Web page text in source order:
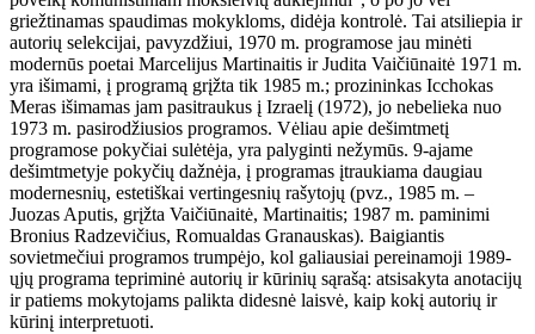
griežtinamas spaudimas mokykloms, didėja kontrolė. Tai atsiliepia ir
autorių selekcijai, pavyzdžiui, 1970 m. programose jau minėti
modernūs poetai Marcelijus Martinaitis ir Judita Vaičiūnaitė 1971 m.
yra išimami, į programą grįžta tik 1985 m.; prozininkas Icchokas
Meras išimamas jam pasitraukus į Izraelį (1972), jo nebelieka nuo
1973 m. pasirodžiusios programos. Vėliau apie dešimtmetį
programose pokyčiai sulėtėja, yra palyginti nežymūs. 9-ajame
dešimtmetyje pokyčių dažnėja, į programas įtraukiama daugiau
modernesnių, estetiškai vertingesnių rašytojų (pvz., 1985 m. –
Juozas Aputis, grįžta Vaičiūnaitė, Martinaitis; 1987 m. paminimi
Bronius Radzevičius, Romualdas Granauskas). Baigiantis
sovietmečiui programos trumpėjo, kol galiausiai pereinamoji 1989-
ųjų programa tepriminė autorių ir kūrinių sąrašą: atsisakyta anotacijų
ir patiems mokytojams palikta didesnė laisvė, kaip kokį autorių ir
kūrinį interpretuoti.